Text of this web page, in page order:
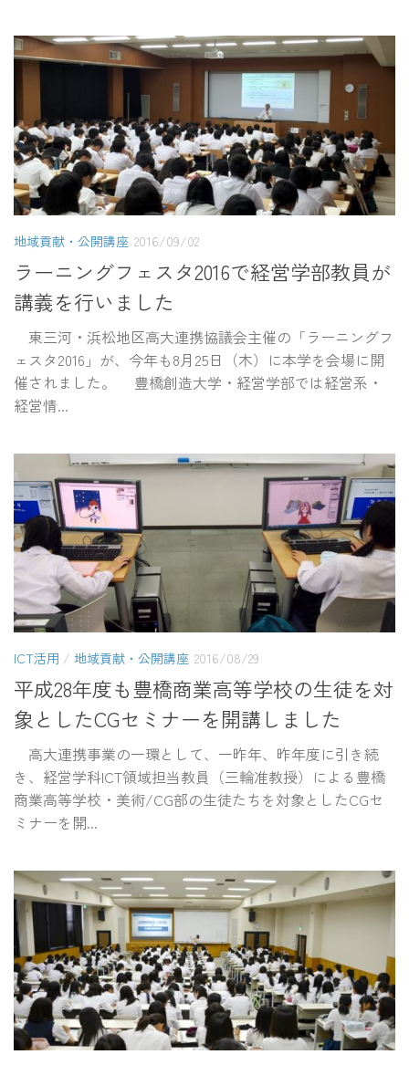
地域貢献・公開講座 2016/09/02
ラーニングフェスタ2016で経営学部教員が
講義を行いました
東三河・浜松地区高大連携協議会主催の「ラーニングフ
ェスタ2016」が、今年も8月25日（木）に本学を会場に開
催されました。 豊橋創造大学・経営学部では経営系・
経営情...
ICT活用 / 地域貢献・公開講座 2016/08/29
平成28年度も豊橋商業高等学校の生徒を対
象としたCGセミナーを開講しました
高大連携事業の一環として、一昨年、昨年度に引き続
き、経営学科ICT領域担当教員（三輪准教授）による豊橋
商業高等学校・美術/CG部の生徒たちを対象としたCGセ
ミナーを開...